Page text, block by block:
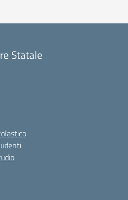
successiva
Statale